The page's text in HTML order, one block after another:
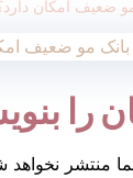
مو ضعیف
را
منتشر نخواهد